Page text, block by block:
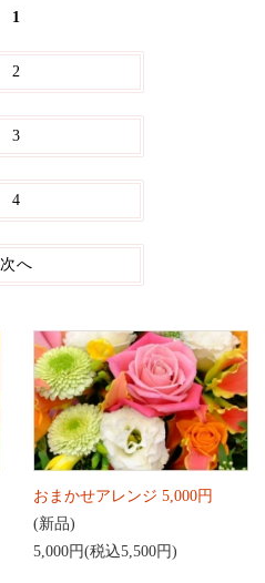
1
2
3
4
次へ
おまかせアレンジ 5,000円
(新品)
5,000円(税込5,500円)